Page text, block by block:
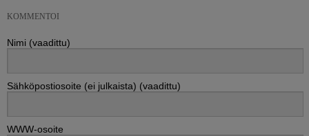
KOMMENTOI
Nimi (vaadittu)
Sähköpostiosoite (ei julkaista) (vaadittu)
WWW-osoite